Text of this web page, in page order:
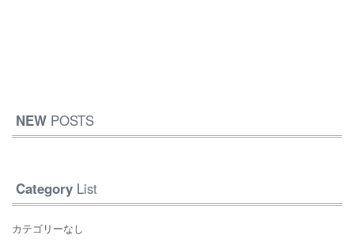
NEW POSTS
Category List
カテゴリーなし